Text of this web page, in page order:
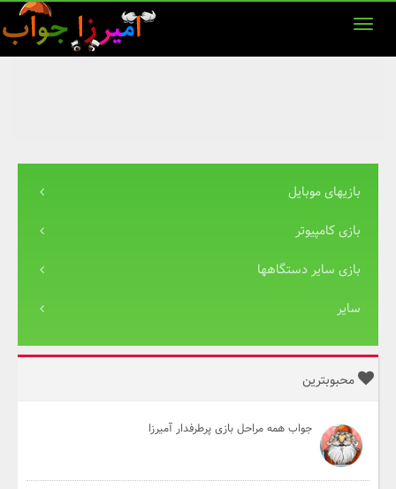
بازیهای موبایل
بازی کامپیوتر
بازی سایر دستگاهها
سایر
محبوبترین
جواب همه مراحل بازی پرطرفدار آمیرزا